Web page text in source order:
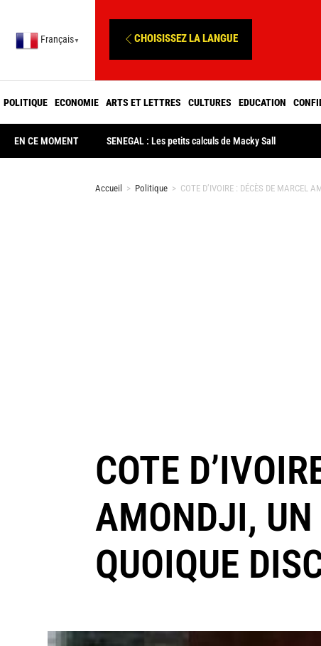
Français ▼ CHOISISSEZ LA LANGUE
POLITIQUE ECONOMIE ARTS ET LETTRES CULTURES EDUCATION
EN CE MOMENT SENEGAL : Les petits calculs de Macky Sall
Accueil > Politique > COTE D’IVOIRE : DÉCÈS DE MARCEL
COTE
AMONDJI,
QUOIQUE